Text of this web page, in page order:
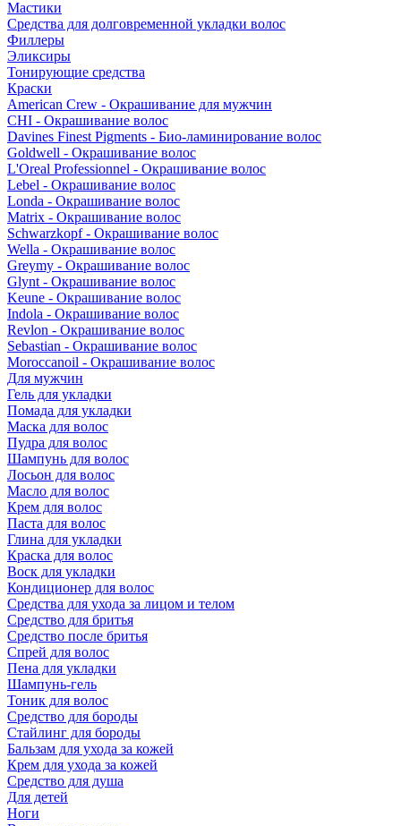
Мастики
Средства для долговременной укладки волос
Филлеры
Эликсиры
Тонирующие средства
Краски
American Crew - Окрашивание для мужчин
CHI - Окрашивание волос
Davines Finest Pigments - Био-ламинирование волос
Goldwell - Окрашивание волос
L'Oreal Professionnel - Окрашивание волос
Lebel - Окрашивание волос
Londa - Окрашивание волос
Matrix - Окрашивание волос
Schwarzkopf - Окрашивание волос
Wella - Окрашивание волос
Greymy - Окрашивание волос
Glynt - Окрашивание волос
Keune - Окрашивание волос
Indola - Окрашивание волос
Revlon - Окрашивание волос
Sebastian - Окрашивание волос
Moroccanoil - Окрашивание волос
Для мужчин
Гель для укладки
Помада для укладки
Маска для волос
Пудра для волос
Шампунь для волос
Лосьон для волос
Масло для волос
Крем для волос
Паста для волос
Глина для укладки
Краска для волос
Воск для укладки
Кондиционер для волос
Средства для ухода за лицом и телом
Средство для бритья
Средство после бритья
Спрей для волос
Пена для укладки
Шампунь-гель
Тоник для волос
Средство для бороды
Стайлинг для бороды
Бальзам для ухода за кожей
Крем для ухода за кожей
Средство для душа
Для детей
Ноги